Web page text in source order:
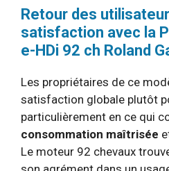
Retour des
satisfaction avec la
e-HDi 92 ch Roland
Les propriétaires de ce
satisfaction globale plutôt
particulièrement en ce qui
consommation maîtrisée
Le moteur 92 chevaux